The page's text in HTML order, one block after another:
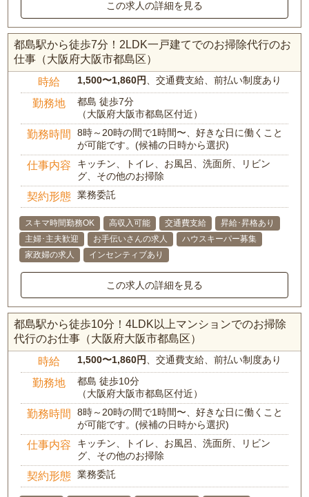
この求人の詳細を見る
都島駅から徒歩7分！2LDK一戸建てでのお掃除代行のお
仕事（大阪府大阪市都島区）
時給 1,500〜1,860円、交通費支給、前払い制度あり
勤務地
都島 徒歩7分
（大阪府大阪市都島区付近）
勤務時間
8時～20時の間で1時間〜、好きな日に働くこと
が可能です。(候補の日時から選択)
仕事内容
キッチン、トイレ、お風呂、洗面所、リビン
グ、その他のお掃除
契約形態 業務委託
スキマ時間勤務OK 高収入可能 交通費支給
昇給･昇格あり
主婦･主夫歓迎
お手伝いさんの求人
ハウスキーパー募集
家政婦の求人
インセンティブあり
この求人の詳細を見る
都島駅から徒歩10分！4LDK以上マンションでのお掃除
代行のお仕事（大阪府大阪市都島区）
時給 1,500〜1,860円、交通費支給、前払い制度あり
勤務地
都島 徒歩10分
（大阪府大阪市都島区付近）
勤務時間
8時～20時の間で1時間〜、好きな日に働くこと
が可能です。(候補の日時から選択)
仕事内容
キッチン、トイレ、お風呂、洗面所、リビン
グ、その他のお掃除
契約形態 業務委託